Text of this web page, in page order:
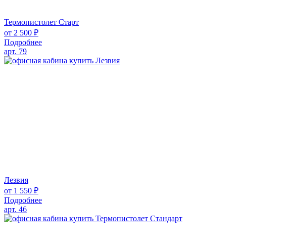
Термопистолет Старт
от 2 500 ₽
Подробнее
арт. 79
Лезвия
от 1 550 ₽
Подробнее
арт. 46